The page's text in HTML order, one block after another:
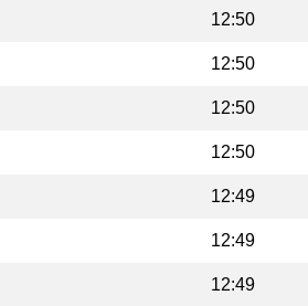
12:50
12:50
12:50
12:50
12:49
12:49
12:49